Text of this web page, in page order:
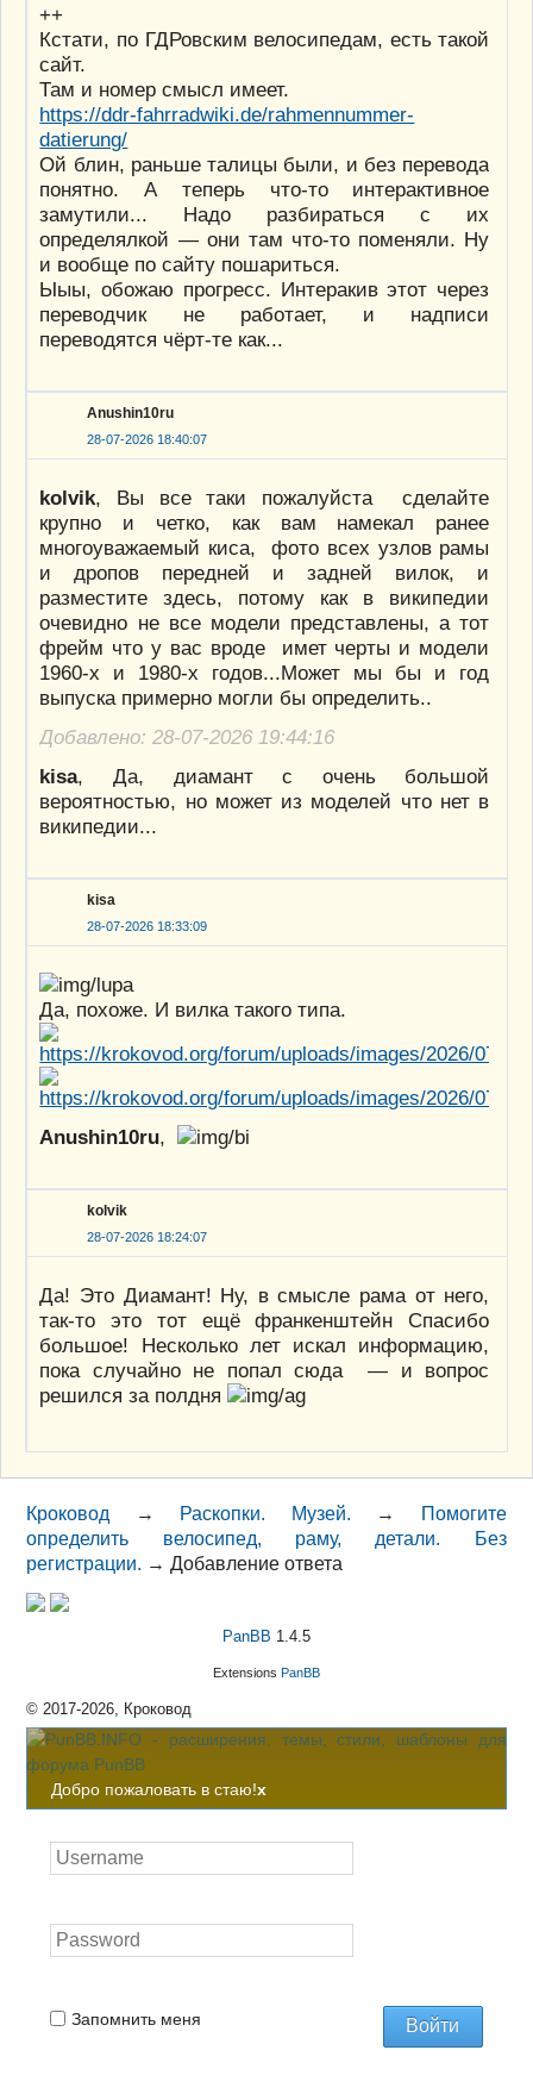
++
Кстати, по ГДРовским велосипедам, есть такой
сайт.
Там и номер смысл имеет.
https://ddr-fahrradwiki.de/rahmennummer-
datierung/
Ой блин, раньше талицы были, и без перевода
понятно. А теперь что-то интерактивное
замутили... Надо разбираться с их
определялкой — они там что-то поменяли. Ну
и вообще по сайту пошариться.
Ыыы, обожаю прогресс. Интеракив этот через
переводчик не работает, и надписи
переводятся чёрт-те как...
Anushin10ru
28-07-2026 18:40:07
kolvik, Вы все таки пожалуйста сделайте
крупно и четко, как вам намекал ранее
многоуважаемый киса, фото всех узлов рамы
и дропов передней и задней вилок, и
разместите здесь, потому как в википедии
очевидно не все модели представлены, а тот
фрейм что у вас вроде имет черты и модели
1960-х и 1980-х годов...Может мы бы и год
выпуска примерно могли бы определить..
Добавлено: 28-07-2026 19:44:16
kisa, Да, диамант с очень большой
вероятностью, но может из моделей что нет в
википедии...
kisa
28-07-2026 18:33:09
Да, похоже. И вилка такого типа.
Anushin10ru,
kolvik
28-07-2026 18:24:07
Да! Это Диамант! Ну, в смысле рама от него,
так-то это тот ещё франкенштейн Спасибо
большое! Несколько лет искал информацию,
пока случайно не попал сюда — и вопрос
решился за полдня
Кроковод → Раскопки. Музей. →
Помогите
определить велосипед, раму, детали. Без
регистрации. →Добавление ответа
PanBB 1.4.5
Extensions PanBB
© 2017-2026, Кроковод
Добро пожаловать в стаю!x
Запомнить меня